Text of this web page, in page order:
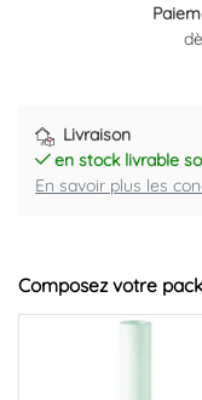
Livraison
en stock livrable
En savoir plus les
Composez votre pack